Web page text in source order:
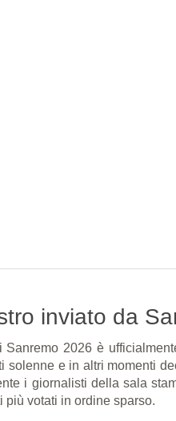
inviato da
Sanremo 2026 è
solenne e in altri momenti
i giornalisti della sala
più votati in ordine sparso.